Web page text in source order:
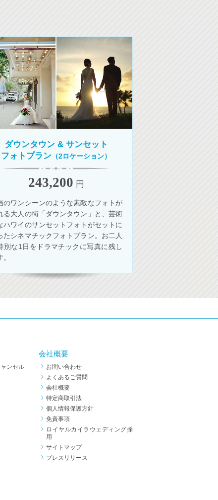
ダウンタウン & サンセット
フォトプラン （2ロケーション）
243,200 円
のワンシーンのような素敵なフォトが
る大人の街「ダウンタウン」と、芸術
ハワイのサンセットフォトがセットに
たシネマチックフォトプラン。お二人
別な1日をドラマチックに写真に残し
。
ンセル
会社概要
お問い合わせ
よくあるご質問
会社概要
特定商取引法
個人情報保護方針
免責事項
ロイヤルカイラウェディング採
用
サイトマップ
プレスリリース